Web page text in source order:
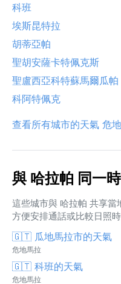
科班
埃斯昆特拉
胡蒂亞帕
聖胡安薩卡特佩克斯
聖盧西亞科特蘇馬爾瓜帕
科阿特佩克
查看所有城市的天氣 危
與 哈拉帕 同一
這些城市與 哈拉帕 共享
方便安排通話或比較日照時
🇬🇹 瓜地馬拉市的天氣
危地馬拉
🇬🇹 科班的天氣
危地馬拉